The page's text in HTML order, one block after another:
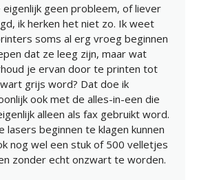
eigenlijk geen probleem, of liever
ik herken het niet zo. Ik weet
soms al erg vroeg beginnen
dat ze leeg zijn, maar wat
je ervan door te printen tot
grijs word? Dat doe ik
ook met de alles-in-een die
alleen als fax gebruikt word.
lasers beginnen te klagen kunnen
nog wel een stuk of 500 velletjes
zonder echt onzwart te worden.